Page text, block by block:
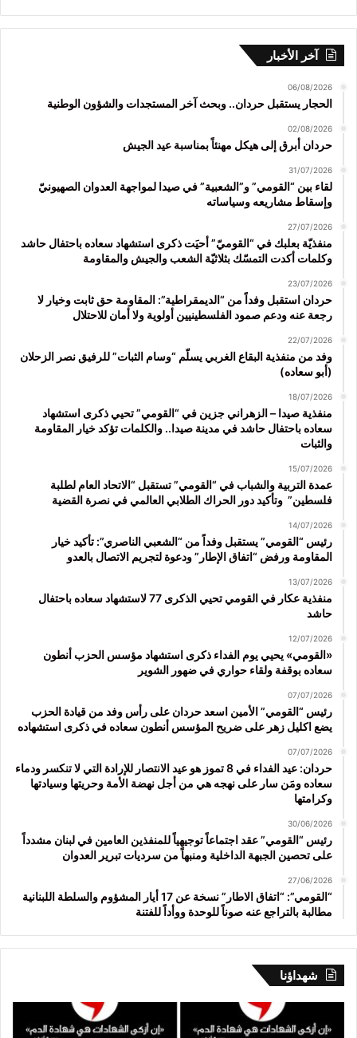
آخر الأخبار
06/08/2026
الحجار يستقبل حردان.. وبحث آخر المستجدات والشؤون الوطنية
02/08/2026
حردان أبرق إلى هيكل مهنئاً بمناسبة عيد الجيش
31/07/2026
لقاء بين “القومي” و”الشعبية” في صيدا لمواجهة العدوان الصهيونيّ
وإسقاط مشاريعه وسياساته
27/07/2026
منفذيّة بعلبك في “القوميّ” أحيَت ذكرى استشهاد سعاده باحتفال حاشد
وكلمات أكدت التمسّك بثلاثيّة الشعب والجيش والمقاومة
23/07/2026
حردان استقبل وفداً من “الديمقراطية”: المقاومة حق ثابت وخيار لا
رجعة عنه ودعم صمود الفلسطينيين أولوية ولا أمان للاحتلال
22/07/2026
وفد من منفذية البقاع الغربي يسلّم “وسام الثبات” للرفيق نصر الزحلان
(أبو سعاده)
18/07/2026
منفذية صيدا – الزهراني جزين في “القومي” تحيي ذكرى استشهاد
سعاده باحتفال حاشد في مدينة صيدا.. والكلمات تؤكد خيار المقاومة
والثبات
15/07/2026
عمدة التربية والشباب في “القومي” تستقبل “الاتحاد العام لطلبة
فلسطين” وتأكيد دور الحراك الطلابي العالمي في نصرة القضية
14/07/2026
رئيس “القومي” يستقبل وفداً من “الشعبي الناصري”: تأكيد خيار
المقاومة ورفض “اتفاق الإطار” ودعوة لتجريم الاتصال بالعدو
13/07/2026
منفذية عكار في القومي تحيي الذكرى 77 لاستشهاد سعاده باحتفال
حاشد
12/07/2026
«القومي» يحيي يوم الفداء ذكرى استشهاد مؤسس الحزب أنطون
سعاده بوقفة ولقاء حواري في ضهور الشوير
07/07/2026
رئيس “القومي” الأمين اسعد حردان على رأس وفد من قيادة الحزب
يضع اكليل زهر على ضريح المؤسس أنطون سعاده في ذكرى استشهاده
07/07/2026
حردان: عيد الفداء في 8 تموز هو عيد الانتصار للإرادة التي لا تنكسر ودماء
سعاده ومَن سار على نهجه هي من أجل نهضة الأمة وحريتها وسيادتها
وكرامتها
30/06/2026
رئيس “القومي” عقد اجتماعاً توجيهياً للمنفذين العامين في لبنان مشدداً
على تحصين الجبهة الداخلية ومنبهاً من سرديات تبرير العدوان
27/06/2026
“القومي”: “اتفاق الاطار” نسخة عن 17 أيار المشؤوم والسلطة اللبنانية
مطالبة بالتراجع عنه صوناً للوحدة ووأداً للفتنة
شهداؤنا